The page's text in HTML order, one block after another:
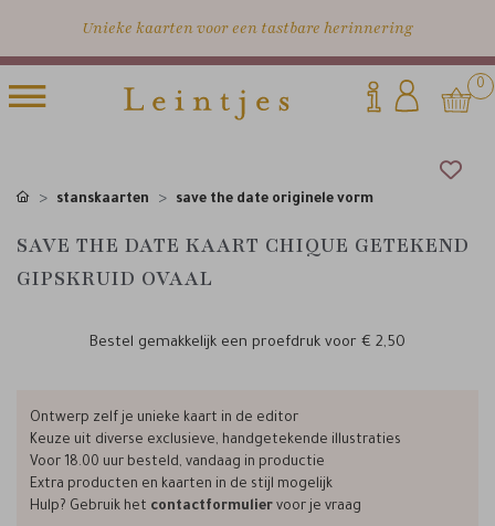
Unieke kaarten voor een tastbare herinnering
0
stanskaarten save the date originele vorm
SAVE THE DATE KAART CHIQUE GETEKEND
GIPSKRUID OVAAL
Bestel gemakkelijk een proefdruk voor € 2,50
Ontwerp zelf je unieke kaart in de editor
Keuze uit diverse exclusieve, handgetekende illustraties
Voor 18.00 uur besteld, vandaag in productie
Extra producten en kaarten in de stijl mogelijk
Hulp? Gebruik het contactformulier voor je vraag